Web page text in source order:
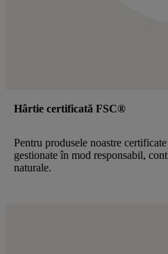
Hârtie certificată FSC®
Pentru produsele noastre
gestionate în mod responsabil,
naturale.